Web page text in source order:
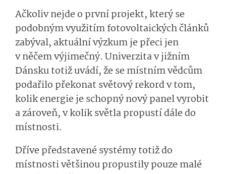
Ačkoliv nejde o první projekt, který se
podobným využitím fotovoltaických článků
zabýval, aktuální výzkum je přeci jen
v něčem výjimečný. Univerzita v jižním
Dánsku totiž uvádí, že se místním vědcům
podařilo překonat světový rekord v tom,
kolik energie je schopný nový panel vyrobit
a zároveň, v kolik světla propustí dále do
místnosti.
Dříve představené systémy totiž do
místnosti většinou propustily pouze malé